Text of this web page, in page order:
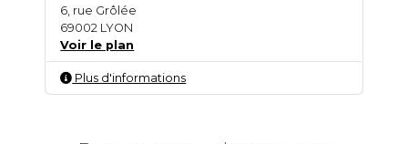
6, rue Grôlée
69002 LYON
Voir le plan
Plus d'informations